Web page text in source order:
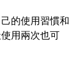
的使用習慣和
用兩次也可